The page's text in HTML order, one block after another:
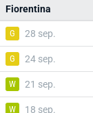
Fiorentina
G 28 sep.
G 24 sep.
W 21 sep.
W 18 sep.